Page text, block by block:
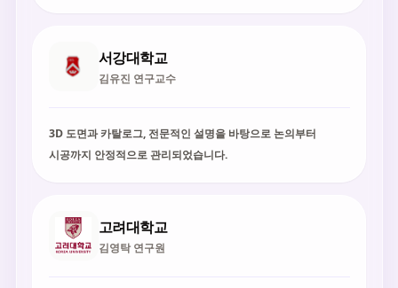
서강대학교
김유진 연구교수
3D 도면과 카탈로그, 전문적인 설명을 바탕으로 논의부터
시공까지 안정적으로 관리되었습니다.
고려대학교
김영탁 연구원